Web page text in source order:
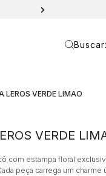
Buscar:
LEROS VERDE LIMAO
VERDE
com estampa floral
peça carrega um